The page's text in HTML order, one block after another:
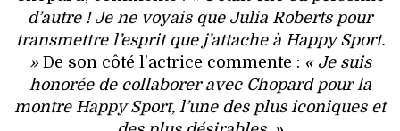
d’autre ! Je ne voyais que Julia Roberts pour
transmettre l’esprit que j’attache à Happy Sport.
» De son côté l'actrice commente : « Je suis
honorée de collaborer avec Chopard pour la
montre Happy Sport, l’une des plus iconiques et